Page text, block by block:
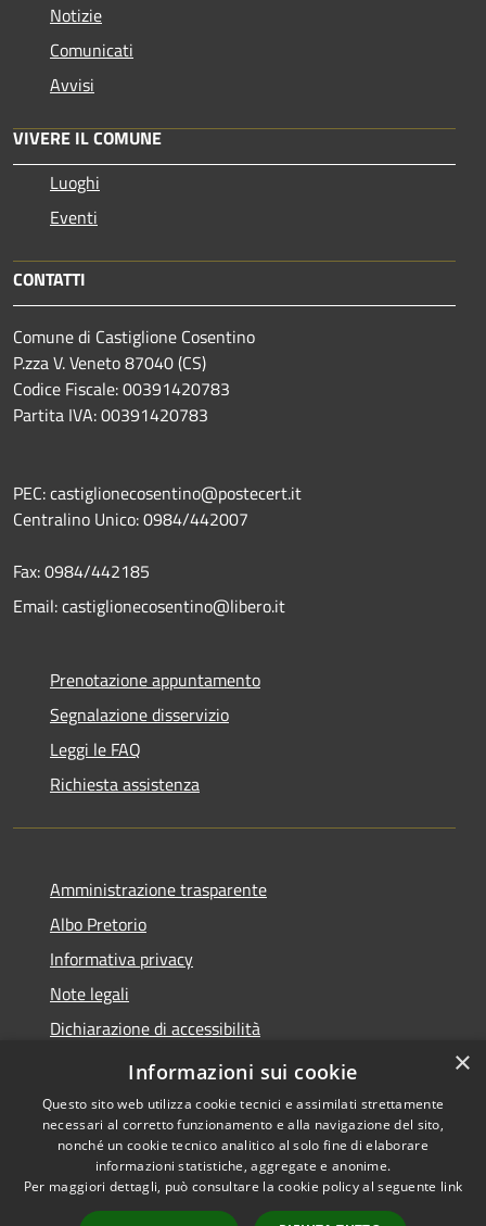
Notizie
Comunicati
Avvisi
VIVERE IL COMUNE
Luoghi
Eventi
CONTATTI
Comune di Castiglione Cosentino
P.zza V. Veneto 87040 (CS)
Codice Fiscale: 00391420783
Partita IVA: 00391420783
PEC: castiglionecosentino@postecert.it
Centralino Unico: 0984/442007
Fax: 0984/442185
Email: castiglionecosentino@libero.it
Prenotazione appuntamento
Segnalazione disservizio
Leggi le FAQ
Richiesta assistenza
Amministrazione trasparente
Albo Pretorio
Informativa privacy
Note legali
Dichiarazione di accessibilità
Feedback e Recapiti
Accessibilità
Copyright © 2026 • Comune di
Castiglione Cosentino •
×
Informazioni sui cookie
Questo sito web utilizza cookie tecnici e assimilati strettamente
necessari al corretto funzionamento e alla navigazione del sito,
nonché un cookie tecnico analitico al solo fine di elaborare
informazioni statistiche, aggregate e anonime.
Per maggiori dettagli, può consultare la cookie policy al seguente link